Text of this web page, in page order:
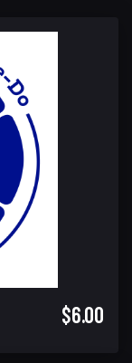
$6.00